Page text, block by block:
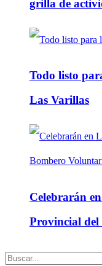
grilla de
Todo listo
Las Varillas
Celebrarán
Provincial